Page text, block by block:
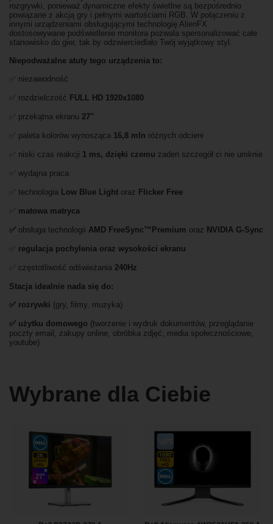
rozgrywki, ponieważ dynamiczne efekty świetlne są bezpośrednio
powiązane z akcją gry i pełnymi wartościami RGB. W połączeniu z
innymi urządzeniami obsługującymi technologię AlienFX
dostosowywane podświetlenie monitora pozwala spersonalizować całe
stanowisko do gier, tak by odzwierciedlało Twój wyjątkowy styl.
Niepodważalne atuty tego urządzenia to:
✅ niezawodność
✅ rozdzielczość FULL HD 1920x1080
✅ przekątna ekranu 27"
✅ paleta kolorów wynosząca 16,8 mln różnych odcieni
✅ niski czas reakcji 1 ms, dzięki czemu żaden szczegół ci nie umknie
✅ wydajna praca
✅ technologia Low Blue Light oraz Flicker Free
matowa matryca
✅ obsługa technologii AMD FreeSync™Premium oraz NVIDIA G-Sync
regulacja pochylenia oraz wysokości ekranu
✅ częstotliwość odświeżania 240Hz
Stacja idealnie nada się do:
✅ rozrywki (gry, filmy, muzyka)
✅ użytku domowego (tworzenie i wydruk dokumentów, przeglądanie
poczty email, zakupy online, obróbka zdjęć, media społecznościowe,
youtube)
Wybrane dla Ciebie